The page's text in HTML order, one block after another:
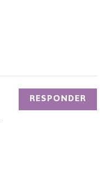
RESPONDER